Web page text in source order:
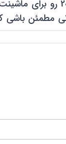
برای اینکه بتونی
مطمئن